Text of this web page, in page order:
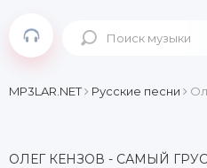
MP3LAR.NET Русские песни
ОЛЕГ КЕНЗОВ - САМЫЙ